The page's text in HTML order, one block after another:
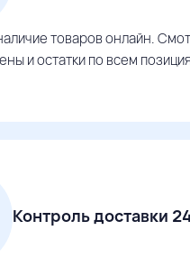
товаров онлайн.
и остатки по всем
Контроль доставки